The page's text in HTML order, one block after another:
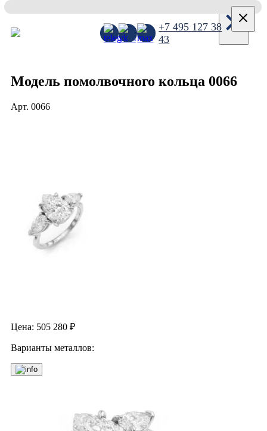
+7 495 127 38
43
Модель помолвочного кольца 0066
Арт. 0066
Цена: 505 280 ₽
Варианты металлов:
×